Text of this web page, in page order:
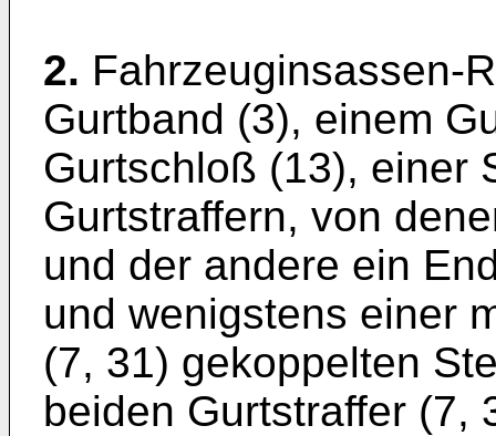
2. Fahrzeuginsassen-
Gurtband (3), einem
Gurtschloß (13), einer
Gurtstraffern, von
und der andere ein
und wenigstens einer
(7, 31) gekoppelten
beiden Gurtstraffer (7,